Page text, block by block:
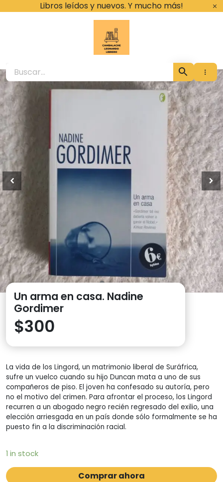
Libros leídos y nuevos. Y mucho más!
Cambalache
Un arma en casa. Nadine
Gordimer
$300
La vida de los Lingord, un matrimonio liberal de Suráfrica,
sufre un vuelco cuando su hijo Duncan mata a uno de sus
compañeros de piso. El joven ha confesado su autoría, pero
no el motivo del crimen. Para afrontar el proceso, los Lingord
recurren a un abogado negro recién regresado del exilio, una
elección arriesgada en un país donde sólo formalmente se ha
puesto fin a la discriminación racial.
1 in stock
Comprar ahora